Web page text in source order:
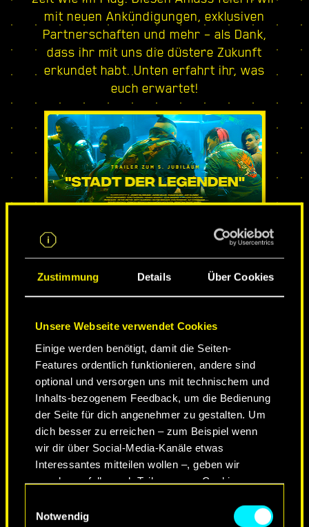
Zustimmung Details Über Cookies
Unsere Webseite verwendet Cookies
Einige werden benötigt, damit die Seiten-
Features ordentlich funktionieren, andere sind
optional und versorgen uns mit technischem und
Inhalts-bezogenem Feedback, um die Bedienung
der Seite für dich angenehmer zu gestalten. Um
dich besser zu erreichen – zum Beispiel wenn
wir dir über Social-Media-Kanäle etwas
Interessantes mitteilen wollen –, geben wir
gegebenenfalls auch Teile unserer Cookies an
Cookies erfordert allerdings deine Zustimmung.
Notwendig
mit neuen Ankündigungen, exklusiven
Partnerschaften und mehr – als Dank,
dass ihr mit uns die düstere Zukunft
erkundet habt. Unten erfahrt ihr, was
euch erwartet!
STADT DER LEGENDEN
NEVER FADE AWAY